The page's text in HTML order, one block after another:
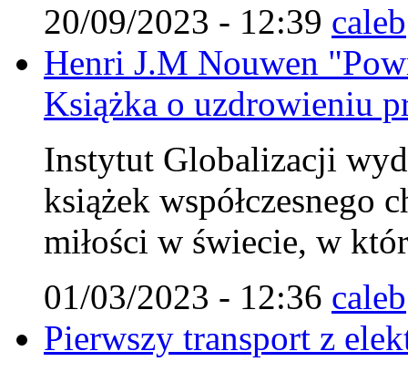
20/09/2023 - 12:39 caleb
Henri J.M Nouwen
Książka o uzdrowieniu
Instytut Globalizacji
książek współczesnego
miłości w świecie, w
01/03/2023 - 12:36 caleb
Pierwszy transport z